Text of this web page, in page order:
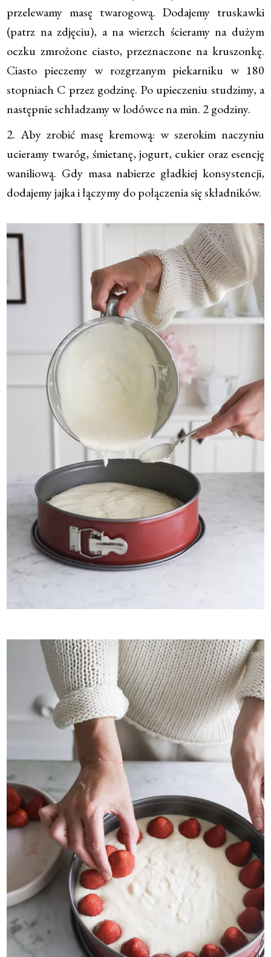
przelewamy masę twarogową. Dodajemy truskawki
(patrz na zdjęciu), a na wierzch ścieramy na dużym
oczku zmrożone ciasto, przeznaczone na kruszonkę.
Ciasto pieczemy w rozgrzanym piekarniku w 180
stopniach C przez godzinę. Po upieczeniu studzimy, a
następnie schładzamy w lodówce na min. 2 godziny.
2. Aby zrobić masę kremową: w szerokim naczyniu
ucieramy twaróg, śmietanę, jogurt, cukier oraz esencję
waniliową. Gdy masa nabierze gładkiej konsystencji,
dodajemy jajka i łączymy do połączenia się składników.